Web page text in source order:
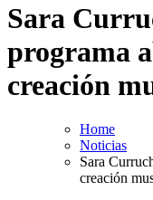
Sara
programa
creación
Home
Noticias
Sara
creación